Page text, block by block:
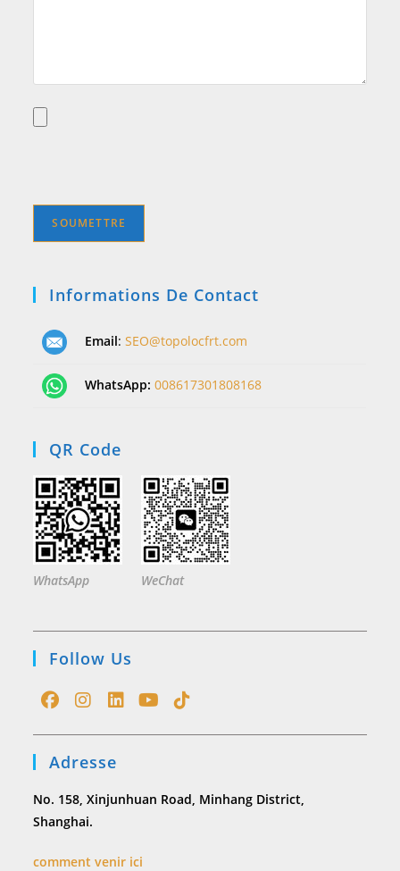
Informations De Contact
Email:SEO@topolocfrt.com
WhatsApp:008617301808168
QR Code
WhatsApp WeChat
Follow Us
new
tab
a
new
tab
a
new
new new
Adresse
No. 158, Xinjunhuan Road, Minhang District,
Shanghai.
comment venir ici